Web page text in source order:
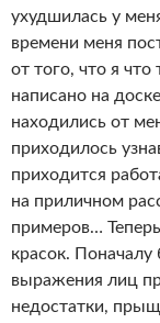
ухудшилась у
времени меня
от того, что я
написано на
находились от
приходилось
приходится
на приличном
примеров…
красок.
выражения лиц
недостатки,